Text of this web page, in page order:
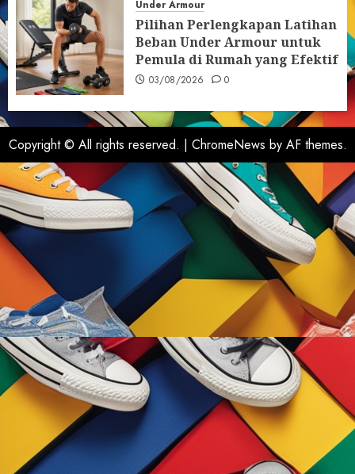
Under Armour
Pilihan Perlengkapan Latihan
Beban Under Armour untuk
Pemula di Rumah yang Efektif
03/08/2026 0
Copyright © All rights reserved. | ChromeNews by AF themes.